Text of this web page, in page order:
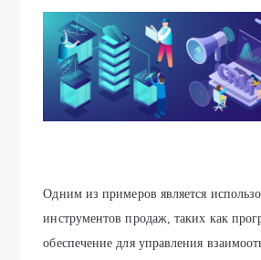
Одним из примеров является
инструментов продаж, таких как
обеспечение для управления